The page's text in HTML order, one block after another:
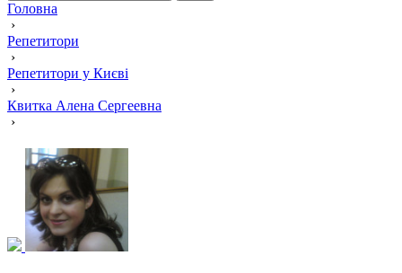
Головна
›
Репетитори
›
Репетитори у Києві
›
Квитка Алена Сергеевна
›